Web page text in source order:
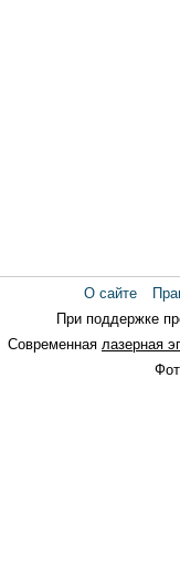
О сайте
При поддержке
Современная лазерная